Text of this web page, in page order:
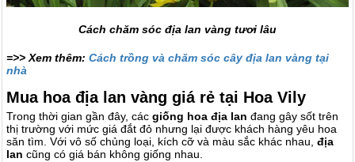
Cách chăm sóc địa lan vàng tươi lâu
=>> Xem thêm: Cách trồng và chăm sóc cây địa lan vàng tại
nhà
Mua hoa địa lan vàng giá rẻ tại Hoa Vily
Trong thời gian gần đây, các giống hoa địa lan đang gây sốt trên
thị trường với mức giá đắt đỏ nhưng lại được khách hàng yêu hoa
săn tìm. Với vô số chủng loại, kích cỡ và màu sắc khác nhau, địa
lan cũng có giá bán không giống nhau.